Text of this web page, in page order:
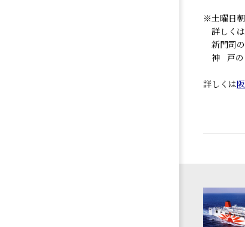
※土曜日朝
詳しくは
新門司
神 戸の
詳しくは